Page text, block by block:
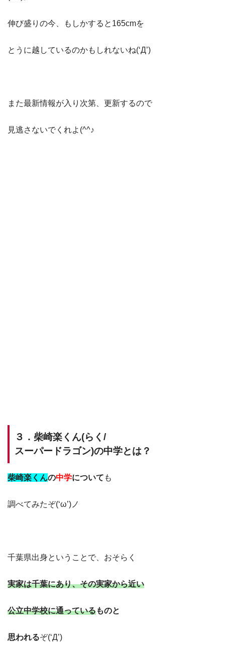
伸び盛りの今、もしかすると165cmを
とうに越しているのかもしれないね(‘Д’)
また最新情報が入り次第、更新するので
見逃さないでくれよ(^^♪
３．柴崎楽くん(らく/
スーパードラゴン)の中学とは？
柴崎楽くんの中学について も
調べてみたぞ(‘ω’)ノ
千葉県出身ということで、おそらく
実家は千葉にあり、その実家から近い
公立中学校に通っているものと
思われるぞ(‘Д’)